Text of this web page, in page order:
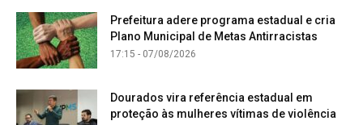
Prefeitura adere programa estadual e cria
Plano Municipal de Metas Antirracistas
17:15 - 07/08/2026
Dourados vira referência estadual em
proteção às mulheres vítimas de violência